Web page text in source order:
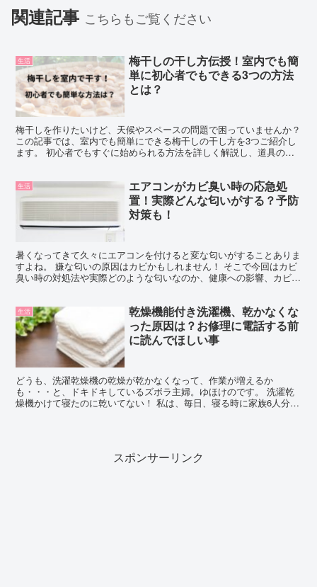
関連記事 こちらもご覧ください
生活
梅干しの干し方伝授！室内でも簡
単に初心者でもできる3つの方法
とは？
梅干しを作りたいけど、天候やスペースの問題で困っていませんか？
この記事では、室内でも簡単にできる梅干しの干し方を3つご紹介し
ます。 初心者でもすぐに始められる方法を詳しく解説し、道具の選
生活
エアコンがカビ臭い時の応急処
置！実際どんな匂いがする？予防
対策も！
暑くなってきて久々にエアコンを付けると変な匂いがすることありま
すよね。 嫌な匂いの原因はカビかもしれません！ そこで今回はカビ
臭い時の対処法や実際どのような匂いなのか、健康への影響、カビ取
生活
乾燥機能付き洗濯機、乾かなくな
った原因は？お修理に電話する前
に読んでほしい事
どうも、洗濯乾燥機の乾燥が乾かなくなって、作業が増えるか
も・・・と、ドキドキしているズボラ主婦。ゆほけのです。 洗濯乾
燥機かけて寝たのに乾いてない！ 私は、毎日、寝る時に家族6人分の
スポンサーリンク